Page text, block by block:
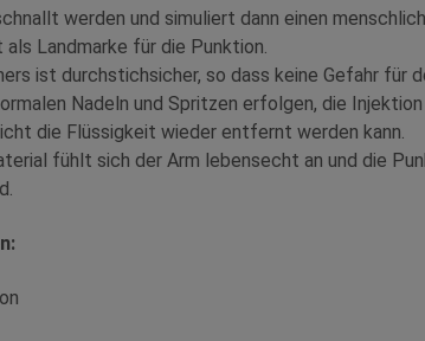
werden und simuliert dann einen
Landmarke für die Punktion.
ist durchstichsicher, so dass keine Gefahr für
Nadeln und Spritzen erfolgen, die
die Flüssigkeit wieder entfernt werden kann.
fühlt sich der Arm lebensecht an und die